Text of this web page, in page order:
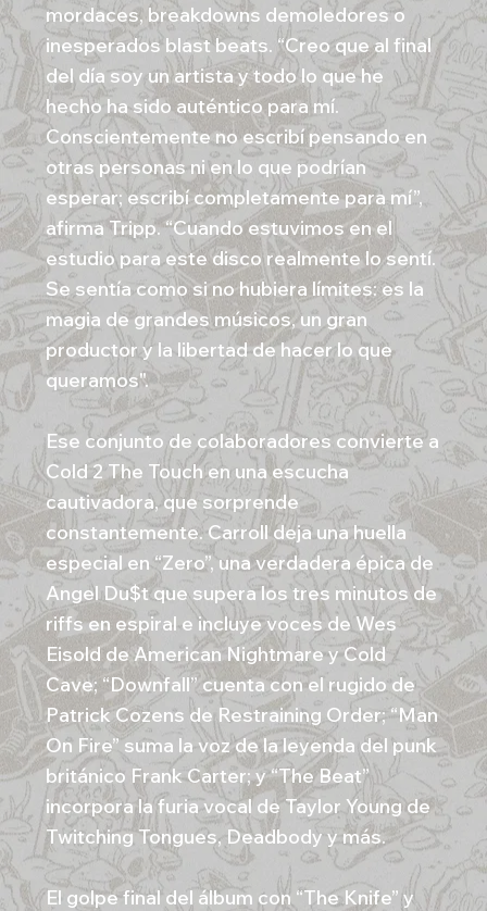
mordaces, breakdowns demoledores o
inesperados blast beats. “Creo que al final
del día soy un artista y todo lo que he
hecho ha sido auténtico para mí.
Conscientemente no escribí pensando en
otras personas ni en lo que podrían
esperar; escribí completamente para mí”,
afirma Tripp. “Cuando estuvimos en el
estudio para este disco realmente lo sentí.
Se sentía como si no hubiera límites: es la
magia de grandes músicos, un gran
productor y la libertad de hacer lo que
queramos".
Ese conjunto de colaboradores convierte a
Cold 2 The Touch en una escucha
cautivadora, que sorprende
constantemente. Carroll deja una huella
especial en “Zero”, una verdadera épica de
Angel Du$t que supera los tres minutos de
riffs en espiral e incluye voces de Wes
Eisold de American Nightmare y Cold
Cave; “Downfall” cuenta con el rugido de
Patrick Cozens de Restraining Order; “Man
On Fire” suma la voz de la leyenda del punk
británico Frank Carter; y “The Beat”
incorpora la furia vocal de Taylor Young de
Twitching Tongues, Deadbody y más.
El golpe final del álbum con “The Knife” y